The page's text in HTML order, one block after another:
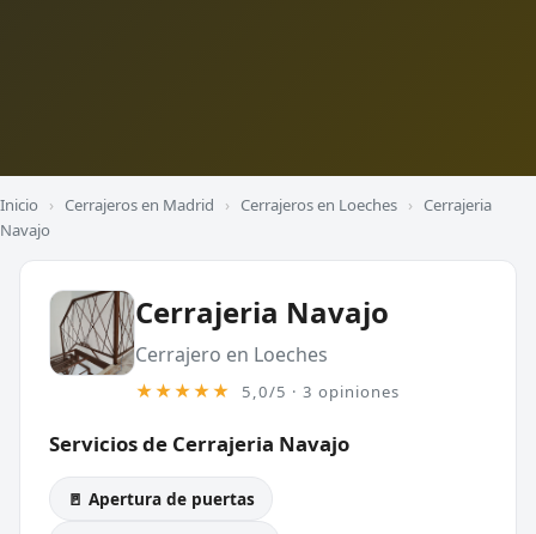
Inicio › Cerrajeros en Madrid › Cerrajeros en Loeches › Cerrajeria
Navajo
Cerrajeria Navajo
Cerrajero en Loeches
★★★★★ 5,0/5 · 3 opiniones
Servicios de Cerrajeria Navajo
🚪 Apertura de puertas